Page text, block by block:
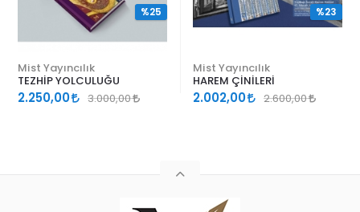
Mist Yayıncılık
TEZHİP YOLCULUĞU
2.250,00 3.000,00
%25
Mist Yayıncılık
HAREM ÇİNİLERİ
2.002,00 2.600,00
%23